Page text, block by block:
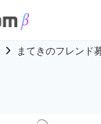
まてきのフレンド